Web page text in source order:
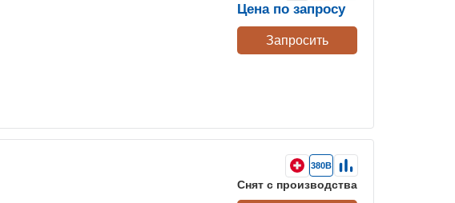
Цена по запросу
Запросить
380В
Снят с производства